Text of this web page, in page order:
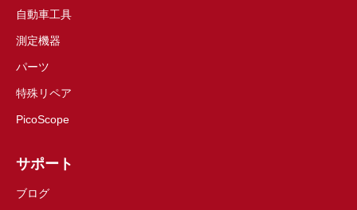
自動車工具
測定機器
パーツ
特殊リペア
PicoScope
サポート
ブログ